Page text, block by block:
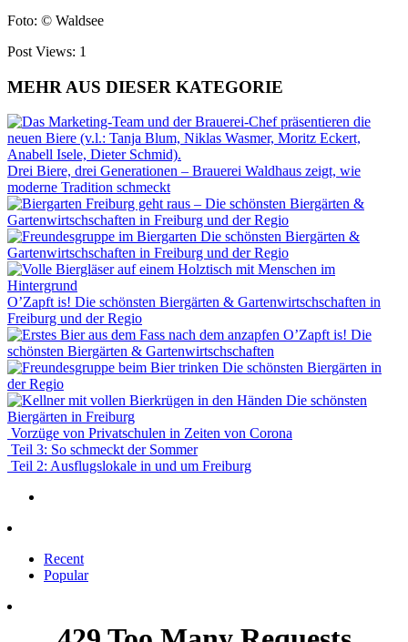
Foto: © Waldsee
Post Views: 1
MEHR AUS DIESER KATEGORIE
Drei Biere, drei Generationen – Brauerei Waldhaus zeigt, wie
moderne Tradition schmeckt
Freiburg geht raus – Die schönsten Biergärten &
Gartenwirtschschaften in Freiburg und der Regio
Die schönsten Biergärten &
Gartenwirtschschaften in Freiburg und der Regio
O’Zapft is! Die schönsten Biergärten & Gartenwirtschschaften in
Freiburg und der Regio
O’Zapft is! Die
schönsten Biergärten & Gartenwirtschschaften
Die schönsten Biergärten in
der Regio
Die schönsten
Biergärten in Freiburg
Vorzüge von Privatschulen in Zeiten von Corona
Teil 3: So schmeckt der Sommer
Teil 2: Ausflugslokale in und um Freiburg
Recent
Popular